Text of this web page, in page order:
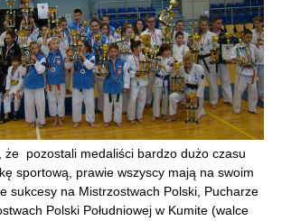
że pozostali medaliści bardzo dużo czasu
sportową, prawie wszyscy mają na swoim
sukcesy na Mistrzostwach Polski, Pucharze
Polski Południowej w Kumite (walce